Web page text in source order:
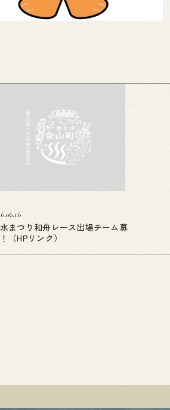
まつり和舟レース出場チーム募
（HPリンク）